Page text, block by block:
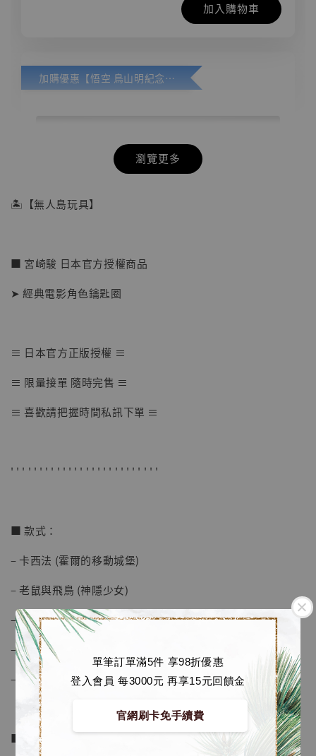
單筆訂單滿5件 享98折優惠
登入會員 每3000元 再享15元回饋金
官網刷卡免手續費
加入購物車
加購優惠【悟空 鳥山明紀念款 [奇蹟工作室]】
【店內現貨】七龍珠 系列蒐藏雕像 悟空 鳥山
NT$ 4,280
瀏覽更多
🏝【無人島玩具】
■ 宮崎駿 日本官方授權商品
➤ 經典電影角色鑰匙圈
≡ 日本官方正版授權 ≡
≡ 限量接單 隨時完售 ≡
≡ 喜歡請把握時間私訊下單 ≡
' ' ' ' ' ' ' ' ' ' ' ' ' ' ' ' ' ' ' ' ' ' ' ' ' '
■ 款式：
– 卡西法 (霍爾的移動城堡)
– 老鼠與飛鳥 (神隱少女)
– 波妞 (崖上的波妞)
– 古代機器人士兵 (天空之城)
– 夢想飛機 (起風了)
■ 商品資訊：